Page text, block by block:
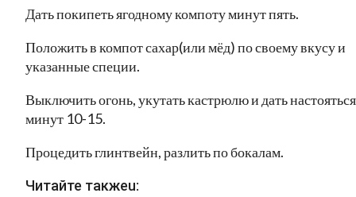
Дать покипеть ягодному компоту минут пять.
Положить в компот сахар(или мёд) по своему вкусу и
указанные специи.
Выключить огонь, укутать кастрюлю и дать настояться
минут 10-15.
Процедить глинтвейн, разлить по бокалам.
Читайте такжеu: